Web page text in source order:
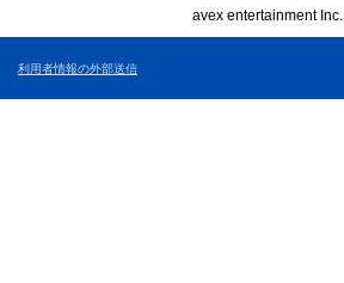
avex entertainment Inc.
利用者情報の外部送信